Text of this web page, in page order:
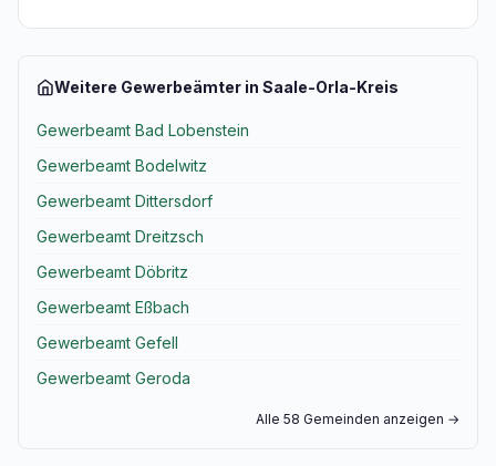
Weitere Gewerbeämter in Saale-Orla-Kreis
Gewerbeamt Bad Lobenstein
Gewerbeamt Bodelwitz
Gewerbeamt Dittersdorf
Gewerbeamt Dreitzsch
Gewerbeamt Döbritz
Gewerbeamt Eßbach
Gewerbeamt Gefell
Gewerbeamt Geroda
Alle 58 Gemeinden anzeigen →